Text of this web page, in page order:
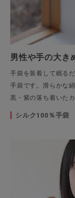
男性や手の大き
手袋を装着して眠る
手袋です。滑らかな
黒・紫の落ち着いたカ
シルク100％手袋